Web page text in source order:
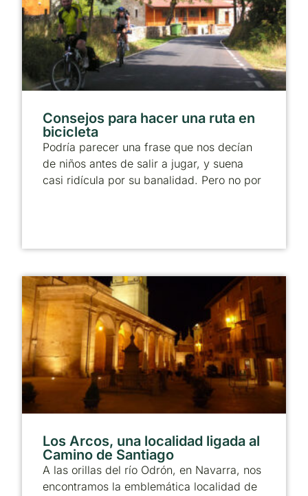
Consejos para hacer una ruta en
bicicleta
Podría parecer una frase que nos decían
de niños antes de salir a jugar, y suena
casi ridícula por su banalidad. Pero no por
Los Arcos, una localidad ligada al
Camino de Santiago
A las orillas del río Odrón, en Navarra, nos
encontramos la emblemática localidad de